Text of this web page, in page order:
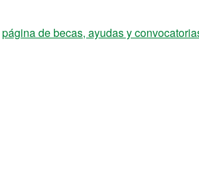
página de becas, ayudas y